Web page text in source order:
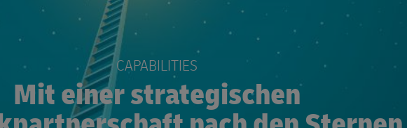
CAPABILITIES
Mit einer strategischen